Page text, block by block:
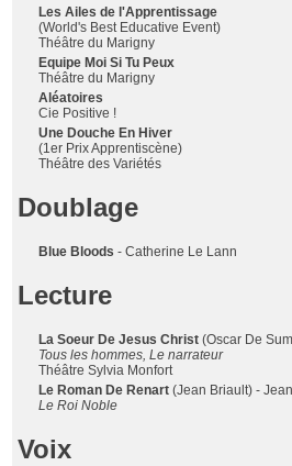
Les Ailes de l'Apprentissage
(World's Best Educative Event)
Théâtre du Marigny
Equipe Moi Si Tu Peux
Théâtre du Marigny
Aléatoires
Cie Positive !
Une Douche En Hiver
(1er Prix Apprentiscène)
Théâtre des Variétés
Doublage
Blue Bloods - Catherine Le Lann
Lecture
La Soeur De Jesus Christ (Oscar De
Tous les hommes, Le narrateur
Théâtre Sylvia Monfort
Le Roman De Renart (Jean Briault) -
Le Roi Noble
Voix